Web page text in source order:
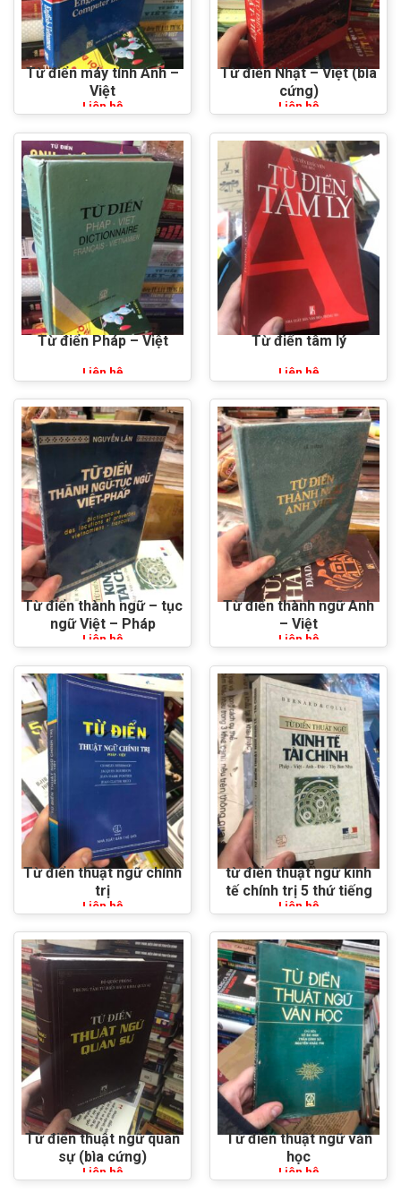
Từ điển máy tính Anh –
Việt
Liên hệ
Từ điển Nhật – Việt (bìa
cứng)
Liên hệ
Từ điển Pháp – Việt
Liên hệ
Từ điển tâm lý
Liên hệ
Từ điển thành ngữ – tục
ngữ Việt – Pháp
Liên hệ
Từ điển thành ngữ Anh
– Việt
Liên hệ
Từ điển thuật ngữ chính
trị
Liên hệ
từ điển thuật ngữ kinh
tế chính trị 5 thứ tiếng
Liên hệ
Từ điển thuật ngữ quân
sự (bìa cứng)
Liên hệ
Từ điển thuật ngữ văn
học
Liên hệ